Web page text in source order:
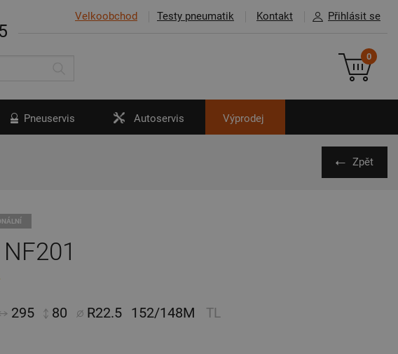
Velkoobchod Testy pneumatik Kontakt Přihlásit se
0
Pneuservis Autoservis Výprodej
Zpět
295 80 R22.5 152/148M TL